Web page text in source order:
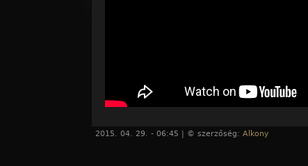
2015. 04. 29. - 06:45 | © szerzőség: Alkony